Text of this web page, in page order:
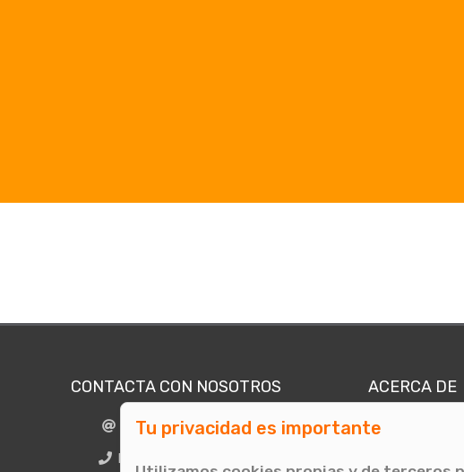
CONTACTA CON NOSOTROS
info@comunicae.com
BCN + 34 931 702 774
ACERCA DE
Quiénes somos
Tu privacidad es importante